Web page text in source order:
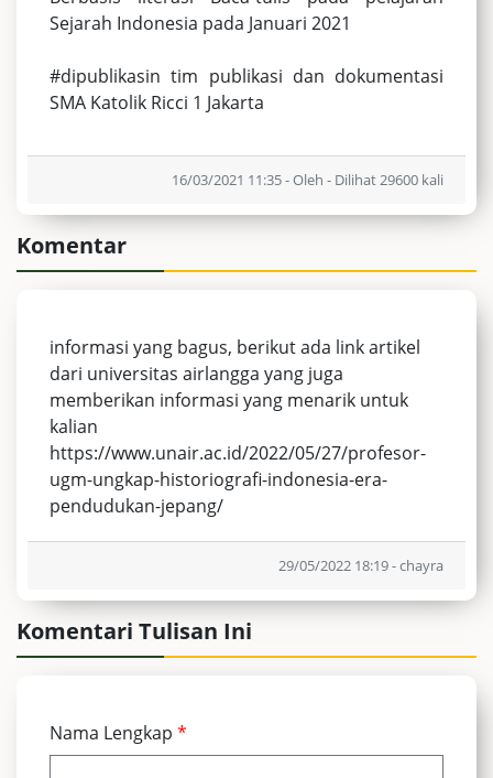
Sejarah Indonesia pada Januari 2021
#dipublikasin tim publikasi dan dokumentasi
SMA Katolik Ricci 1 Jakarta
16/03/2021 11:35 - Oleh - Dilihat 29600 kali
Komentar
informasi yang bagus, berikut ada link artikel
dari universitas airlangga yang juga
memberikan informasi yang menarik untuk
kalian
https://www.unair.ac.id/2022/05/27/profesor-
ugm-ungkap-historiografi-indonesia-era-
pendudukan-jepang/
29/05/2022 18:19 - chayra
Komentari Tulisan Ini
Nama Lengkap *